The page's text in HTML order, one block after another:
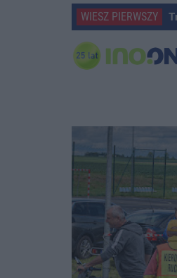
WIESZ PIERWSZY